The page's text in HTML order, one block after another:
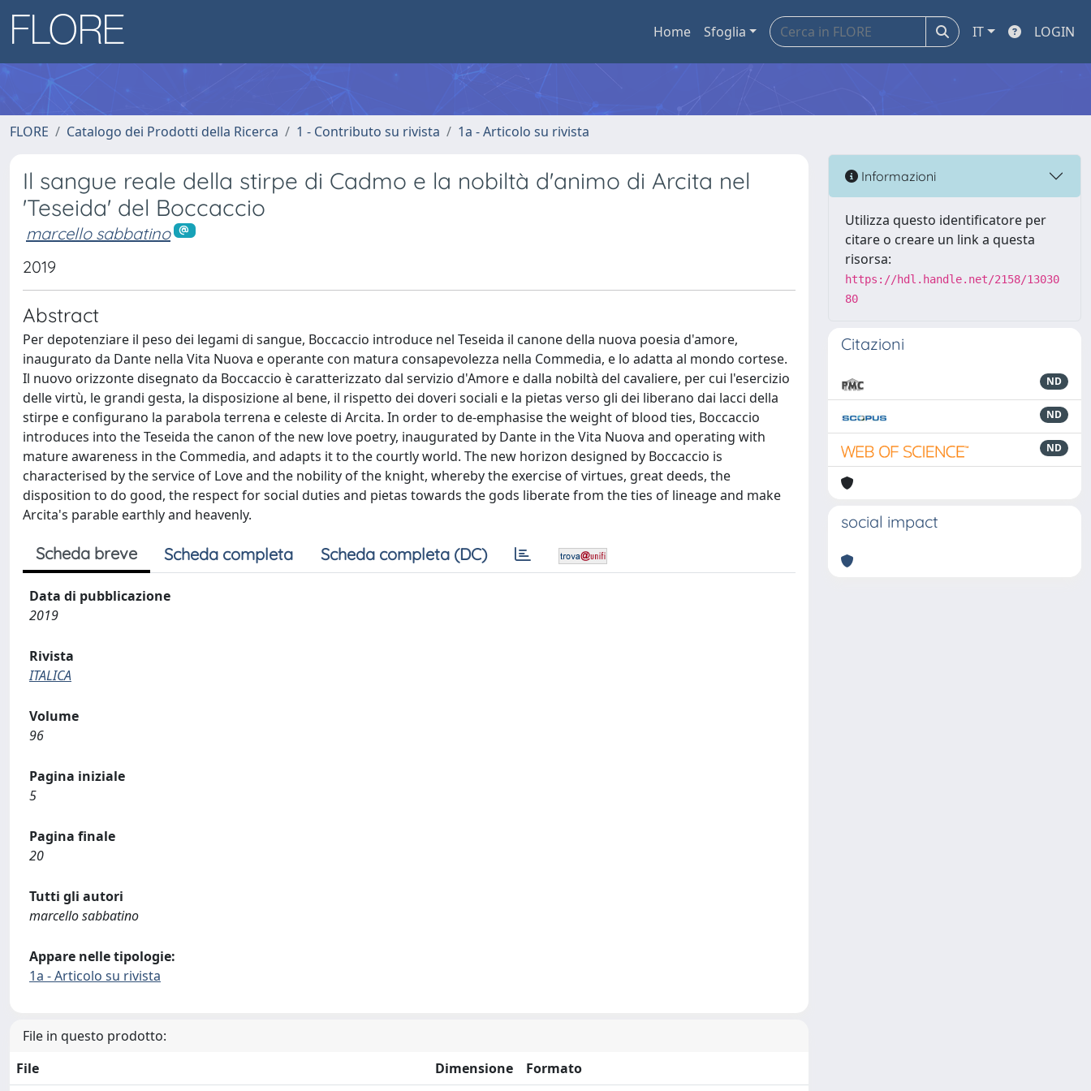
Home Sfoglia IT LOGIN
FLORE Catalogo dei Prodotti della Ricerca 1 - Contributo su rivista 1a - Articolo su rivista
Il sangue reale della stirpe di Cadmo e la nobiltà d'animo di Arcita nel
'Teseida' del Boccaccio
marcello sabbatino
2019
Abstract
Per depotenziare il peso dei legami di sangue, Boccaccio introduce nel Teseida il canone della nuova poesia d'amore,
inaugurato da Dante nella Vita Nuova e operante con matura consapevolezza nella Commedia, e lo adatta al mondo cortese.
Il nuovo orizzonte disegnato da Boccaccio è caratterizzato dal servizio d'Amore e dalla nobiltà del cavaliere, per cui l'esercizio
delle virtù, le grandi gesta, la disposizione al bene, il rispetto dei doveri sociali e la pietas verso gli dei liberano dai lacci della
stirpe e configurano la parabola terrena e celeste di Arcita. In order to de-emphasise the weight of blood ties, Boccaccio
introduces into the Teseida the canon of the new love poetry, inaugurated by Dante in the Vita Nuova and operating with
mature awareness in the Commedia, and adapts it to the courtly world. The new horizon designed by Boccaccio is
characterised by the service of Love and the nobility of the knight, whereby the exercise of virtues, great deeds, the
disposition to do good, the respect for social duties and pietas towards the gods liberate from the ties of lineage and make
Arcita's parable earthly and heavenly.
Scheda breve Scheda completa Scheda completa (DC)
Data di pubblicazione
2019
Rivista
ITALICA
Volume
96
Pagina iniziale
5
Pagina finale
20
Tutti gli autori
marcello sabbatino
Appare nelle tipologie:
1a - Articolo su rivista
File in questo prodotto:
File
Dimensione Formato
Informazioni
Utilizza questo identificatore per
citare o creare un link a questa
risorsa:
https://hdl.handle.net/2158/13030
80
Citazioni
ND
ND
ND
social impact